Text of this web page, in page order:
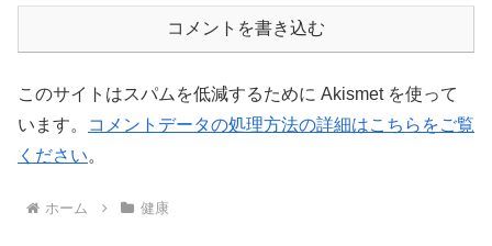
コメントを書き込む
このサイトはスパムを低減するために Akismet を使って
います。
コメントデータの処理方法の詳細はこちらをご覧
ください。
ホーム 健康